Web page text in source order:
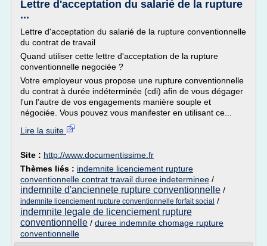
Lettre d'acceptation du salarié de la rupture
...
Lettre d'acceptation du salarié de la rupture conventionnelle
du contrat de travail
Quand utiliser cette lettre d'acceptation de la rupture
conventionnelle negociée ?
Votre employeur vous propose une rupture conventionnelle
du contrat à durée indéterminée (cdi) afin de vous dégager
l'un l'autre de vos engagements manière souple et
négociée. Vous pouvez vous manifester en utilisant ce...
Lire la suite
Site : http://www.documentissime.fr
Thèmes liés : indemnite licenciement rupture
conventionnelle contrat travail duree indeterminee /
indemnite d'anciennete rupture conventionnelle /
indemnite licenciement rupture conventionnelle forfait social /
indemnite legale de licenciement rupture
conventionnelle / duree indemnite chomage rupture
conventionnelle